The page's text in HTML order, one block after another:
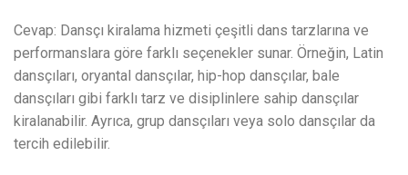
Cevap: Dansçı kiralama hizmeti çeşitli dans tarzlarına ve
performanslara göre farklı seçenekler sunar. Örneğin, Latin
dansçıları, oryantal dansçılar, hip-hop dansçılar, bale
dansçıları gibi farklı tarz ve disiplinlere sahip dansçılar
kiralanabilir. Ayrıca, grup dansçıları veya solo dansçılar da
tercih edilebilir.